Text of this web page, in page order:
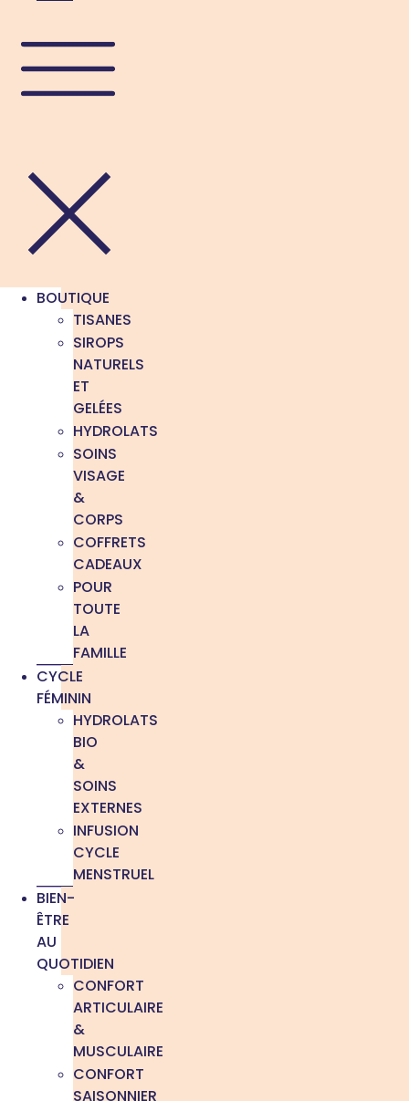
BOUTIQUE
TISANES
SIROPS
NATURELS
ET
GELÉES
HYDROLATS
SOINS
VISAGE
&
CORPS
COFFRETS
CADEAUX
POUR
TOUTE
LA
FAMILLE
CYCLE
FÉMININ
HYDROLATS
BIO
&
SOINS
EXTERNES
INFUSION
CYCLE
MENSTRUEL
BIEN-
ÊTRE
AU
QUOTIDIEN
CONFORT
ARTICULAIRE
&
MUSCULAIRE
CONFORT
SAISONNIER